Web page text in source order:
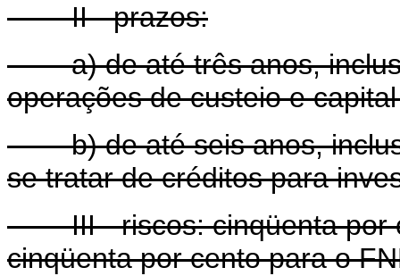
II - prazos:
a) de até três anos,
operações de custeio e
b) de até seis anos,
se tratar de créditos para
III - riscos: cinqüenta por
cinqüenta por cento para o